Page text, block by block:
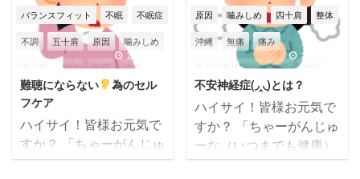
事】です
...
なられた方に、心より哀
悼の意を表します。 本
日のテーマは【背骨が曲
がってしまう原因 ...
す
常にくいしばり(噛
み締め)がある方は、、、
●顔の浮腫み・たるみ ●
腰痛 ●睡眠障害 ●自律神
経の乱れ に繋がりやす
く、その原因は・・・ 脳
へのストレスだと言われ
ています
人は知らず
中！！！ 当院バランスフ
ィットは本日は午前中ま
での営業になります
m(__)m みなさまも台風
の被害にあわれませんよ
うに、十分お気を付けく
ださいね
本日のテ
ーマは【顔のシワ＆たる
バランスフィット 不眠 不眠症
不調 五十肩 原因 噛みしめ
整体 梅雨 沖縄
無痛 痛み 痛みに直接効く
癒着 神経 筋膜 筋膜はがし
筋膜リリース 筋膜整体 肩こり
2026/5/25
難聴にならない
為のセル
フケア
ハイサイ！皆様お元気で
すか？ 「ちゃーがんじゅ
ーな（いつまでも健康）
原因 噛みしめ 四十肩 整体
沖縄 無痛 痛み
痛みに直接効く 癒着
筋膜 筋膜はがし 筋膜リリース
筋膜整体 肩こり 肩痛 腰痛
膝 膝痛 自律神経
2026/5/19
不安神経症(◞‸◟)とは？
ハイサイ！皆様お元気で
すか？ 「ちゃーがんじゅ
ーな（いつまでも健康）
人生を！」 筋膜整体バラ